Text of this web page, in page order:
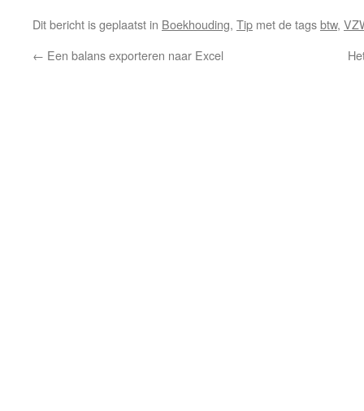
Dit bericht is geplaatst in Boekhouding, Tip met de tagsbtw,
← Een balans exporteren naar Excel